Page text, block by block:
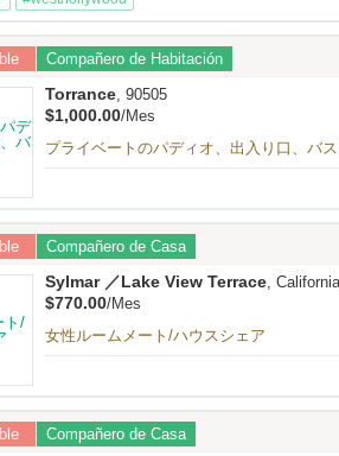
Compañero de Habitación
Torrance, 90505
$1,000.00/Mes
プライベートのパディオ、出入り口、バ
Compañero de Casa
Sylmar ／Lake View Terrace,
$770.00/Mes
女性ルームメート/ハウスシェア
Compañero de Casa